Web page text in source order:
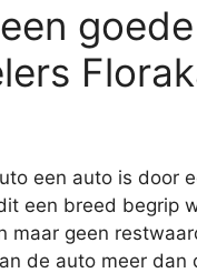
een auto is door
een breed begrip
maar geen
de auto meer